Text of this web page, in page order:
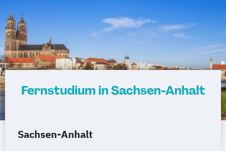
Management (DE/EN) Marketing
Marketing und digitale Medien
Marketingmanagement
Maschinenbau
Master of Business Administration (DE/EN)
Mechatronik Mediendesign
Modemanagement
Fernstudium in Sachsen-Anhalt
Sachsen-Anhalt